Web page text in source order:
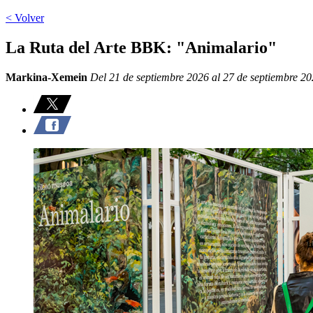
< Volver
La Ruta del Arte BBK: "Animalario"
Markina-Xemein Del 21 de septiembre 2026 al 27 de septiembre